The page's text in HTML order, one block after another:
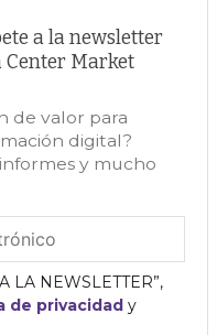
a la newsletter
Center Market
de valor para
digital?
y mucho
LA NEWSLETTER”,
de privacidad y